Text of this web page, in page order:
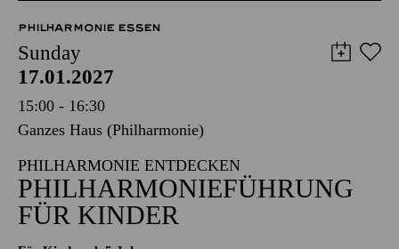
PHILHARMONIE ESSEN
Sunday
17.01.2027
15:00 - 16:30
Ganzes Haus (Philharmonie)
PHILHARMONIE ENTDECKEN
PHILHARMONIEFÜHRUNG
FÜR KINDER